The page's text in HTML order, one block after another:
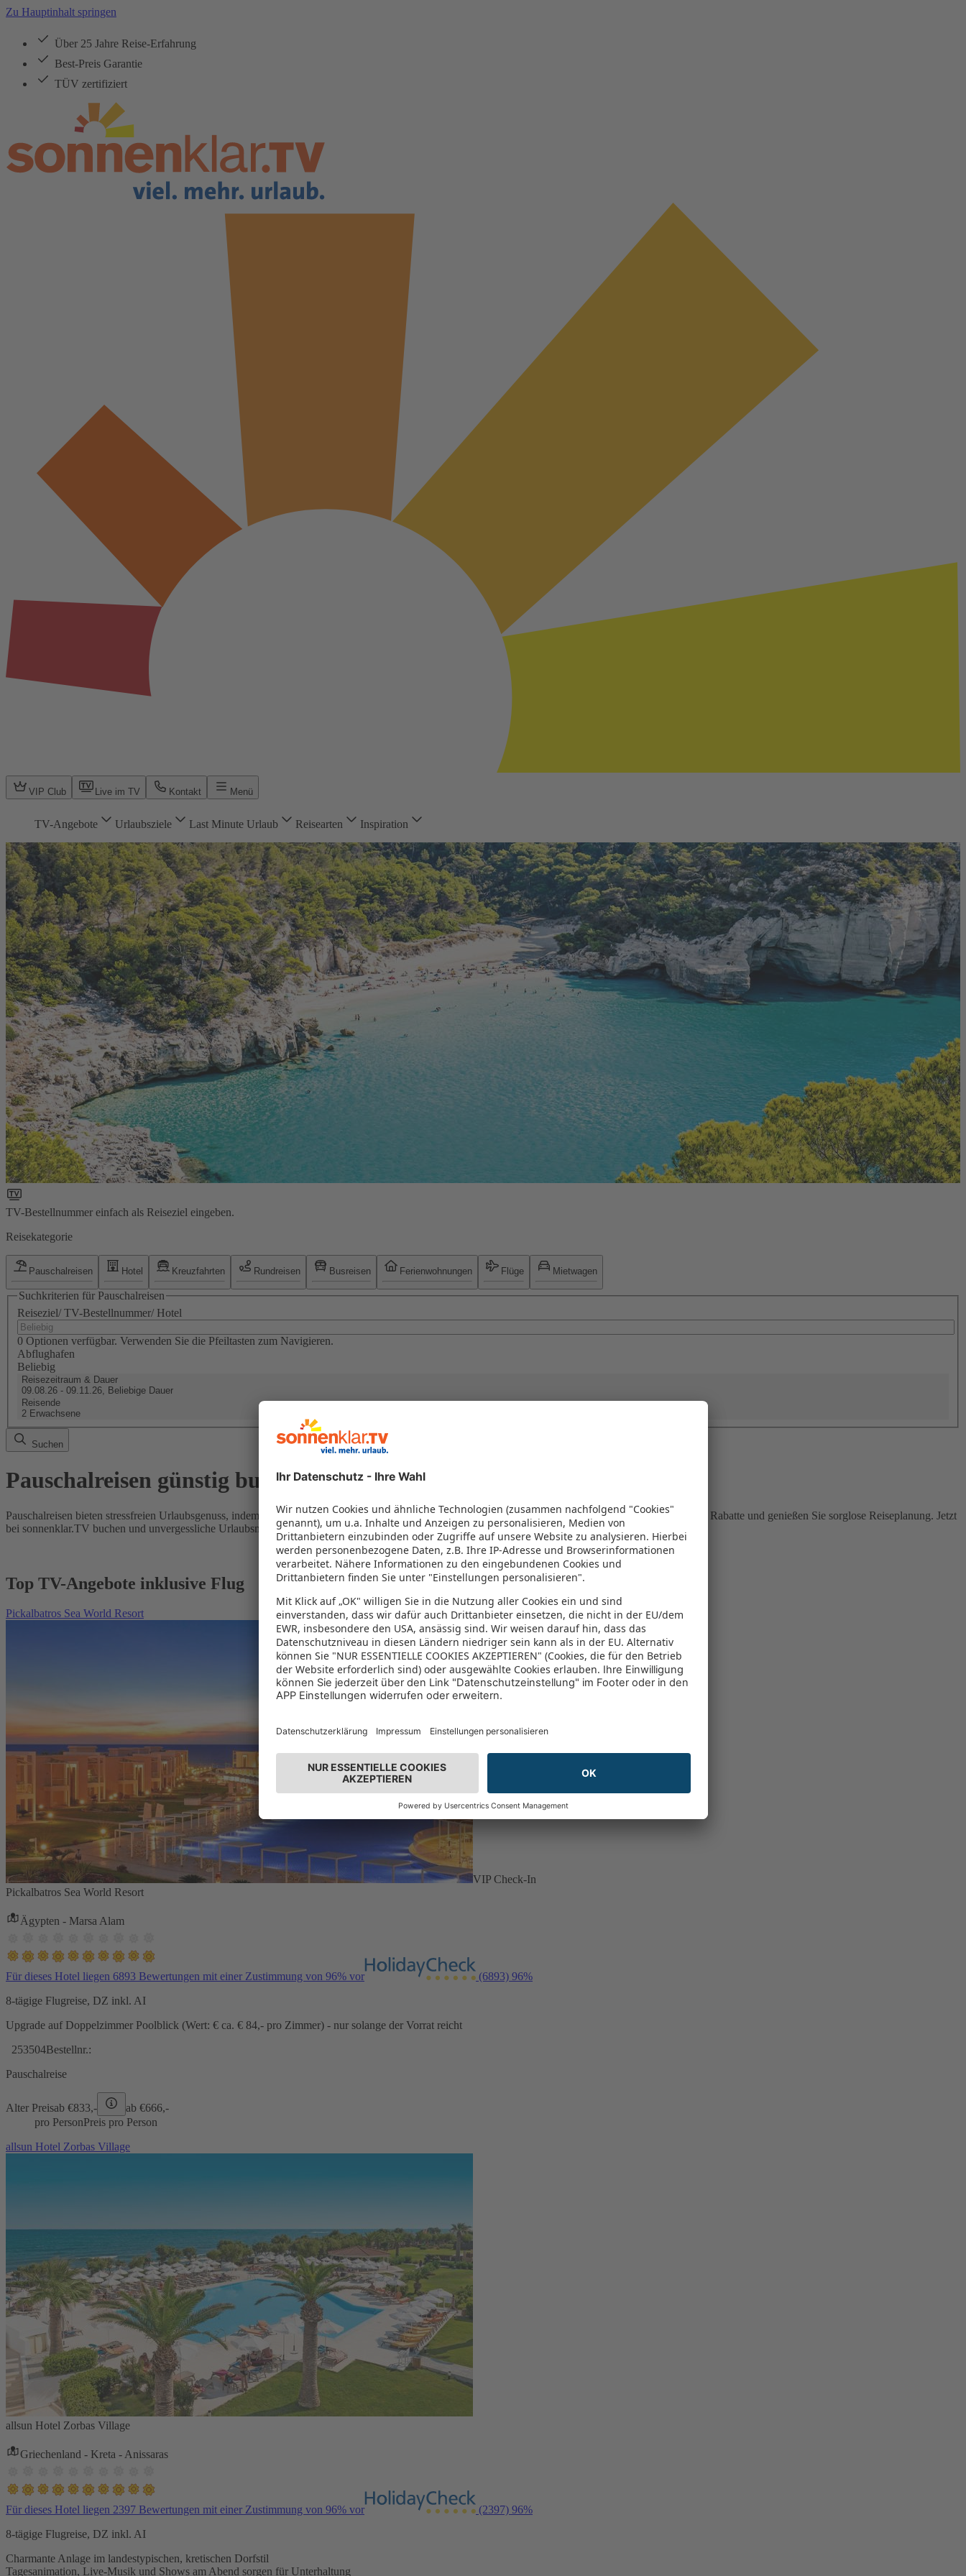
Zu Hauptinhalt springen
Über 25 Jahre Reise-Erfahrung
Best-Preis Garantie
TÜV zertifiziert
VIP Club Live im TV Kontakt Menü
TV-Angebote Urlaubsziele Last Minute Urlaub Reisearten Inspiration
TV-Bestellnummer einfach als Reiseziel eingeben.
Reisekategorie
Pauschalreisen Hotel Kreuzfahrten Rundreisen Busreisen Ferienwohnungen Flüge Mietwagen
Suchkriterien für Pauschalreisen
Reiseziel/ TV-Bestellnummer/ Hotel
0 Optionen verfügbar. Verwenden Sie die Pfeiltasten zum Navigieren.
Abflughafen
Beliebig
Reisezeitraum & Dauer
09.08.26 - 09.11.26, Beliebige Dauer
Reisende
2 Erwachsene
Suchen
Pauschalreisen günstig buchen
Pauschalreisen bieten stressfreien Urlaubsgenuss, indem Flug und Hotel in einem Paket kombiniert werden – das spart Zeit und Geld. Nutzen Sie attraktive Rabatte und genießen Sie sorglose Reiseplanung. Jetzt
bei sonnenklar.TV buchen und unvergessliche Urlaubsmomente erleben!
Top TV-Angebote inklusive Flug
Pickalbatros Sea World Resort
VIP Check-In
Pickalbatros Sea World Resort
Ägypten - Marsa Alam
Für dieses Hotel liegen 6893 Bewertungen mit einer Zustimmung von 96% vor (6893) 96%
8-tägige Flugreise, DZ inkl. AI
Upgrade auf Doppelzimmer Poolblick (Wert: € ca. € 84,- pro Zimmer) - nur solange der Vorrat reicht
253504Bestellnr.:
Pauschalreise
Alter Preisab €833,- ab €666,-
pro PersonPreis pro Person
allsun Hotel Zorbas Village
allsun Hotel Zorbas Village
Griechenland - Kreta - Anissaras
Für dieses Hotel liegen 2397 Bewertungen mit einer Zustimmung von 96% vor (2397) 96%
8-tägige Flugreise, DZ inkl. AI
Charmante Anlage im landestypischen, kretischen Dorfstil
Tagesanimation, Live-Musik und Shows am Abend sorgen für Unterhaltung